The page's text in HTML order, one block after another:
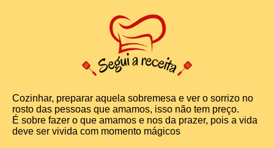
Cozinhar, preparar aquela sobremesa e ver o sorrizo no
rosto das pessoas que amamos, isso não tem preço.
É sobre fazer o que amamos e nos da prazer, pois a vida
deve ser vivida com momento mágicos